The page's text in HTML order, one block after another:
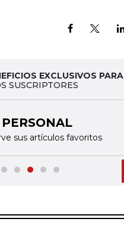
EXCLUSIVOS PARA
SUSCRIPTORES
sus artículos favoritos